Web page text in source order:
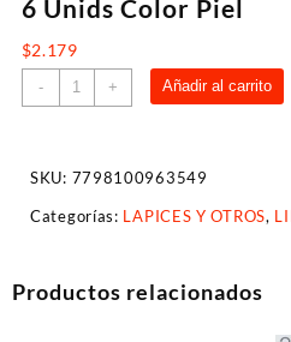
6 Unids Color Piel
$2.179
-
Marcador
Al
2020
2.0
+ Añadir al carrito
SKU: 7798100963549
Categorías: LAPICES Y OTROS,
Productos relacionados